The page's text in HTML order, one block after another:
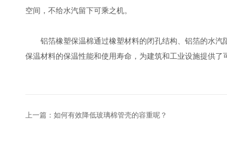
空间，不给水汽留下可乘之机。
铝箔橡塑保温棉通过橡塑材料的闭孔结构、铝箔的水汽
保温材料的保温性能和使用寿命，为建筑和工业设施提供了
上一篇： 如何有效降低玻璃棉管壳的容重呢？